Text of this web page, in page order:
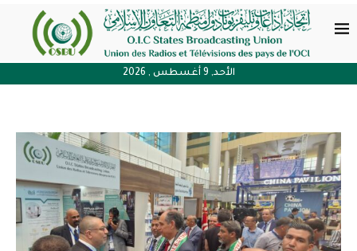
الأحد, 9 أغسطس , 2026